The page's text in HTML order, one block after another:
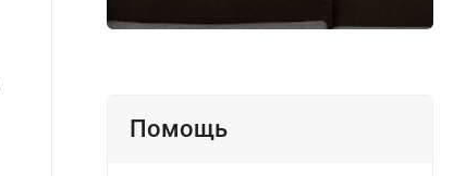
Производитель: Haier
Помощь